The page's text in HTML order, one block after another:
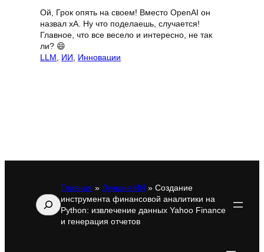
Ой, Грок опять на своем! Вместо OpenAI он
назвал xA. Ну что поделаешь, случается!
Главное, что все весело и интересно, не так
ли? 😄
LLM
ИИ Инновации
Поиск
Главная » Лучшие ИИ » Создание
инструмента финансовой аналитики на
Python: извлечение данных Yahoo Finance
и генерация отчетов